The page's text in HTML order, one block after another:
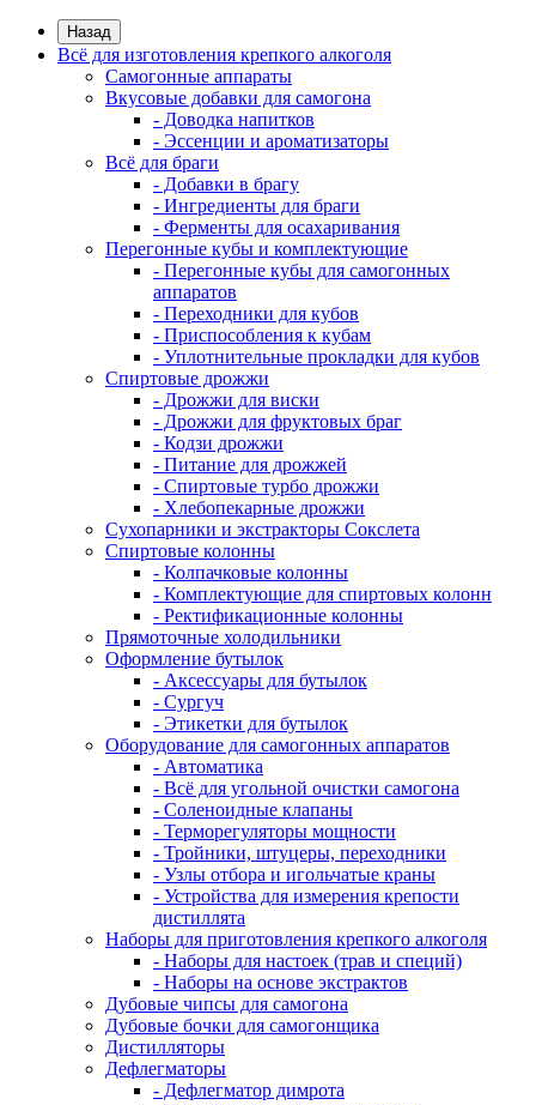
Назад
Всё для изготовления крепкого алкоголя
Самогонные аппараты
Вкусовые добавки для самогона
- Доводка напитков
- Эссенции и ароматизаторы
Всё для браги
- Добавки в брагу
- Ингредиенты для браги
- Ферменты для осахаривания
Перегонные кубы и комплектующие
- Перегонные кубы для самогонных
аппаратов
- Переходники для кубов
- Приспособления к кубам
- Уплотнительные прокладки для кубов
Спиртовые дрожжи
- Дрожжи для виски
- Дрожжи для фруктовых браг
- Кодзи дрожжи
- Питание для дрожжей
- Спиртовые турбо дрожжи
- Хлебопекарные дрожжи
Сухопарники и экстракторы Сокслета
Спиртовые колонны
- Колпачковые колонны
- Комплектующие для спиртовых колонн
- Ректификационные колонны
Прямоточные холодильники
Оформление бутылок
- Аксессуары для бутылок
- Сургуч
- Этикетки для бутылок
Оборудование для самогонных аппаратов
- Автоматика
- Всё для угольной очистки самогона
- Соленоидные клапаны
- Терморегуляторы мощности
- Тройники, штуцеры, переходники
- Узлы отбора и игольчатые краны
- Устройства для измерения крепости
дистиллята
Наборы для приготовления крепкого алкоголя
- Наборы для настоек (трав и специй)
- Наборы на основе экстрактов
Дубовые чипсы для самогона
Дубовые бочки для самогонщика
Дистилляторы
Дефлегматоры
- Дефлегматор димрота